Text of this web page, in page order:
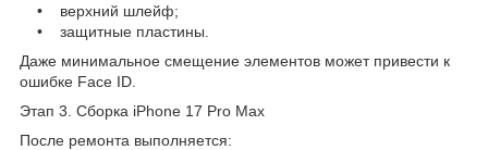
• верхний шлейф;
• защитные пластины.
Даже минимальное смещение элементов может привести к
ошибке Face ID.
Этап 3. Сборка iPhone 17 Pro Max
После ремонта выполняется: